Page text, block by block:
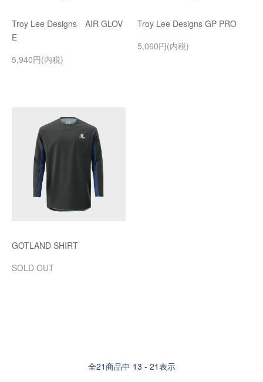
Troy Lee Designs AIR GLOV
E
5,940円(内税)
Troy Lee Designs GP PRO
5,060円(内税)
GOTLAND SHIRT
SOLD OUT
全21商品中 13 - 21表示